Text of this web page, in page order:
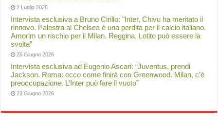
2 Luglio 2026
Intervista esclusiva a Bruno Cirillo: "Inter, Chivu ha meritato il
rinnovo. Palestra al Chelsea è una perdita per il calcio italiano.
Amorim un rischio per il Milan. Reggina, Lotito può essere la
svolta”
25 Giugno 2026
Intervista esclusiva ad Eugenio Ascari: “Juventus, prendi
Jackson. Roma: ecco come finirà con Greenwood. Milan, c’è
preoccupazione. L’Inter può fare il vuoto”
23 Giugno 2026